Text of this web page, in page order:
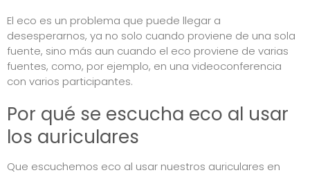
El eco es un problema que puede llegar a
desesperarnos, ya no solo cuando proviene de una sola
fuente, sino más aun cuando el eco proviene de varias
fuentes, como, por ejemplo, en una videoconferencia
con varios participantes.
Por qué se escucha eco al usar
los auriculares
Que escuchemos eco al usar nuestros auriculares en